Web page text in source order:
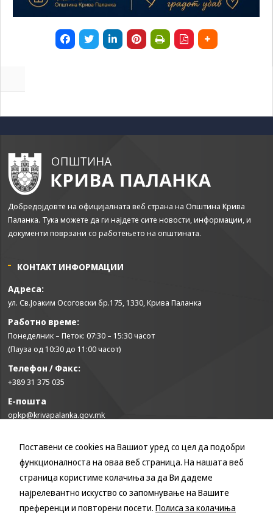
Добредојдовте на официјалната веб страна на Општина Крива
Паланка. Тука можете да ги најдете сите новости, информации, и
документи поврзани со работењето на општината.
КОНТАКТ ИНФОРМАЦИИ
Адреса:
ул. Св.Јоаким Осоговски бр.175, 1330, Крива Паланка
Работно време:
Понеделник – Петок: 07:30 – 15:30 часот
(Пауза од 10:30 до 11:00 часот)
Телефон / Факс:
+389 31 375 035
Е-пошта
opkp@krivapalanka.gov.mk
КОРИСНИ ЛИНКОВИ
Влада на Република Северна Македонија
Собрание на Република Северна Македонија
Министерство за финансии
Поставени се cookies на Вашиот уред со цел да подобри
функционалноста на оваа веб страница. На нашата веб
страница користиме колачиња за да Ви дадеме
најрелевантно искуство со запомнување на Вашите
преференци и повторени посети. Полиса за колачиња
website's
functionality
and
structure,
based on
as well as
possible
visit. If you
refuse these
cookies,
website.
seeing
personalized
offers.